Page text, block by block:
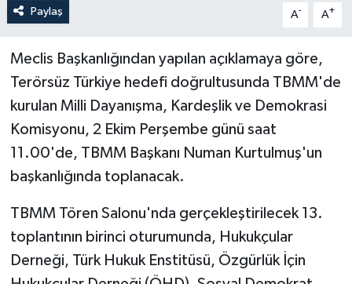
Paylaş A- A+
Meclis Başkanlığından yapılan açıklamaya göre,
Terörsüz Türkiye hedefi doğrultusunda TBMM'de
kurulan Milli Dayanışma, Kardeşlik ve Demokrasi
Komisyonu, 2 Ekim Perşembe günü saat
11.00'de, TBMM Başkanı Numan Kurtulmuş'un
başkanlığında toplanacak.
TBMM Tören Salonu'nda gerçekleştirilecek 13.
toplantının birinci oturumunda, Hukukçular
Derneği, Türk Hukuk Enstitüsü, Özgürlük İçin